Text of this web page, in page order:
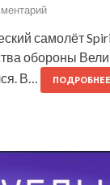
самолёт
обороны
В…
ПОДРОБНЕЕ